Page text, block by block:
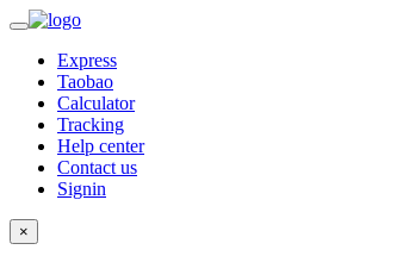
Express
Taobao
Calculator
Tracking
Help center
Contact us
Signin
×